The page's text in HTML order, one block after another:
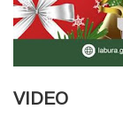
VIDEO